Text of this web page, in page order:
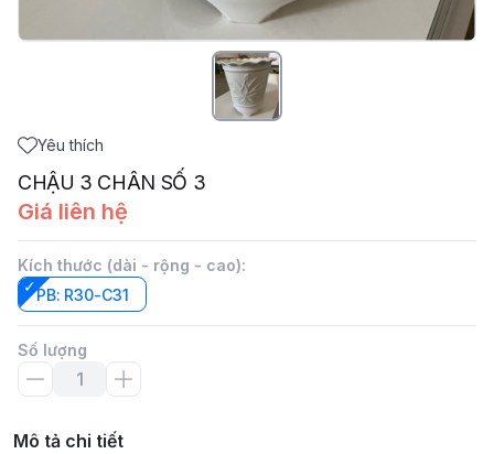
Yêu thích
CHẬU 3 CHÂN SỐ 3
Giá liên hệ
Kích thước (dài - rộng - cao):
PB: R30-C31
Số lượng
Mô tả chi tiết